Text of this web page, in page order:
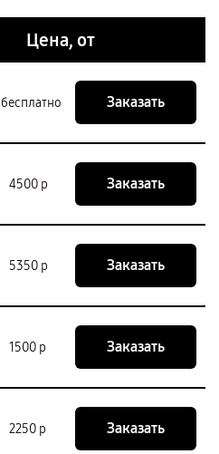
Цена, от
бесплатно Заказать
4500 р Заказать
5350 р Заказать
1500 р Заказать
2250 р Заказать